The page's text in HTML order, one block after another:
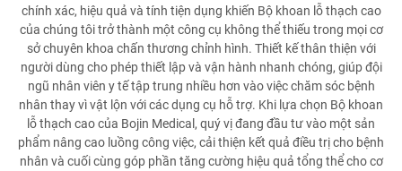
chính xác, hiệu quả và tính tiện dụng khiến Bộ khoan lỗ thạch cao
của chúng tôi trở thành một công cụ không thể thiếu trong mọi cơ
sở chuyên khoa chấn thương chỉnh hình. Thiết kế thân thiện với
người dùng cho phép thiết lập và vận hành nhanh chóng, giúp đội
ngũ nhân viên y tế tập trung nhiều hơn vào việc chăm sóc bệnh
nhân thay vì vật lộn với các dụng cụ hỗ trợ. Khi lựa chọn Bộ khoan
lỗ thạch cao của Bojin Medical, quý vị đang đầu tư vào một sản
phẩm nâng cao luồng công việc, cải thiện kết quả điều trị cho bệnh
nhân và cuối cùng góp phần tăng cường hiệu quả tổng thể cho cơ